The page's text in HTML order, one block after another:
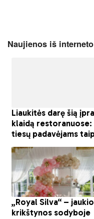
Naujienos iš interneto